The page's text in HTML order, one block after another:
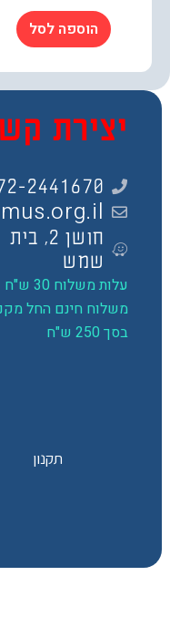
הוספה לסל
קשר:
072-2441670
חושן 2, בית
שמש
משלוח 30 ש"ח
חינם החל מקניה